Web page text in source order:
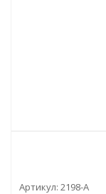
Артикул: 2198-A